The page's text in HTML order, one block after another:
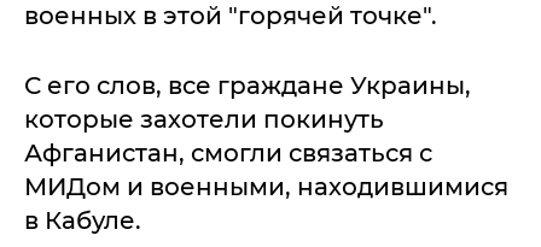
военных в этой "горячей точке".
С его слов, все граждане Украины,
которые захотели покинуть
Афганистан, смогли связаться с
МИДом и военными, находившимися
в Кабуле.